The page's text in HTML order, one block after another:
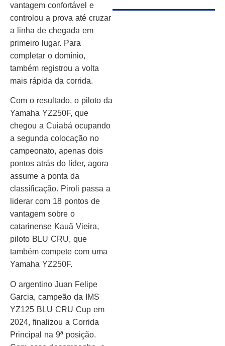
vantagem confortável e
controlou a prova até cruzar
a linha de chegada em
primeiro lugar. Para
completar o domínio,
também registrou a volta
mais rápida da corrida.
Com o resultado, o piloto da
Yamaha YZ250F, que
chegou a Cuiabá ocupando
a segunda colocação no
campeonato, apenas dois
pontos atrás do líder, agora
assume a ponta da
classificação. Piroli passa a
liderar com 18 pontos de
vantagem sobre o
catarinense Kauã Vieira,
piloto BLU CRU, que
também compete com uma
Yamaha YZ250F.
O argentino Juan Felipe
Garcia, campeão da IMS
YZ125 BLU CRU Cup em
2024, finalizou a Corrida
Principal na 9ª posição.